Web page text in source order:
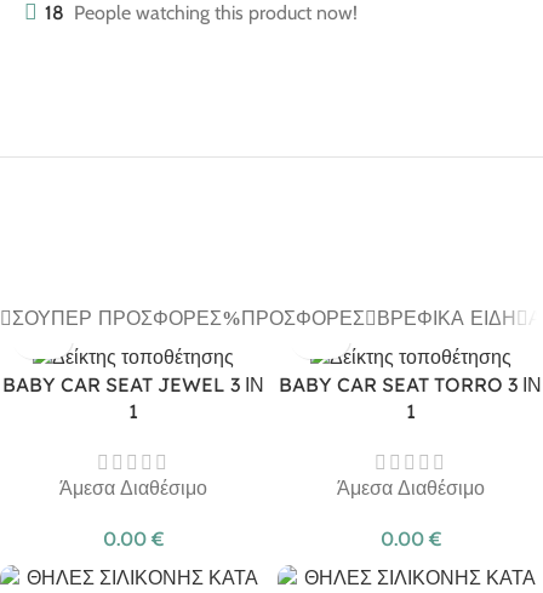
18 People watching this product now!
ΣΟΎΠΕΡ ΠΡΟΣΦΟΡΈΣ ΠΡΟΣΦΟΡΈΣ ΒΡΕΦΙΚΆ ΕΊΔΗ
BABY CAR SEAT JEWEL 3 ΙΝ
1
Άμεσα Διαθέσιμο
0.00 €
BABY CAR SEAT TORRO 3 ΙΝ
1
Άμεσα Διαθέσιμο
0.00 €